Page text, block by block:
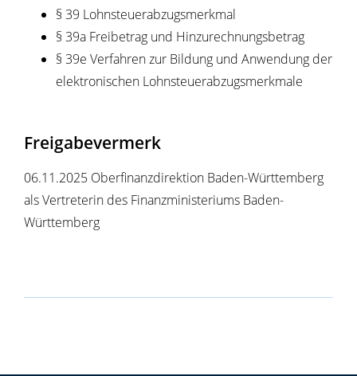
§ 39 Lohnsteuerabzugsmerkmal
§ 39a Freibetrag und Hinzurechnungsbetrag
§ 39e Verfahren zur Bildung und Anwendung der
elektronischen Lohnsteuerabzugsmerkmale
Freigabevermerk
06.11.2025 Oberfinanzdirektion Baden-Württemberg
als Vertreterin des Finanzministeriums Baden-
Württemberg